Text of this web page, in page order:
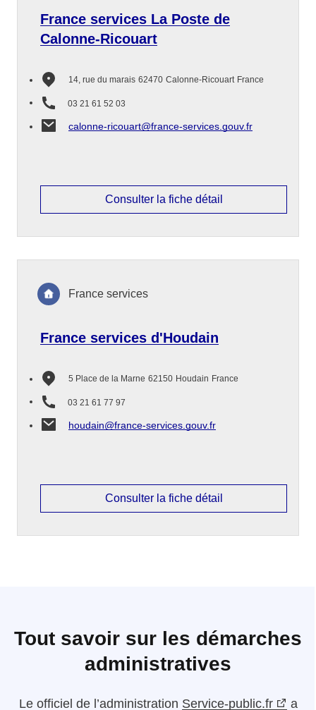
France services La Poste de
Calonne-Ricouart
14, rue du marais 62470 Calonne-Ricouart France
03 21 61 52 03
calonne-ricouart@france-services.gouv.fr
Consulter la fiche détail
France services d'Houdain
5 Place de la Marne 62150 Houdain France
03 21 61 77 97
houdain@france-services.gouv.fr
France services
Consulter la fiche détail
Tout savoir sur les démarches
administratives
Le officiel de l’administration Service-public.fr a